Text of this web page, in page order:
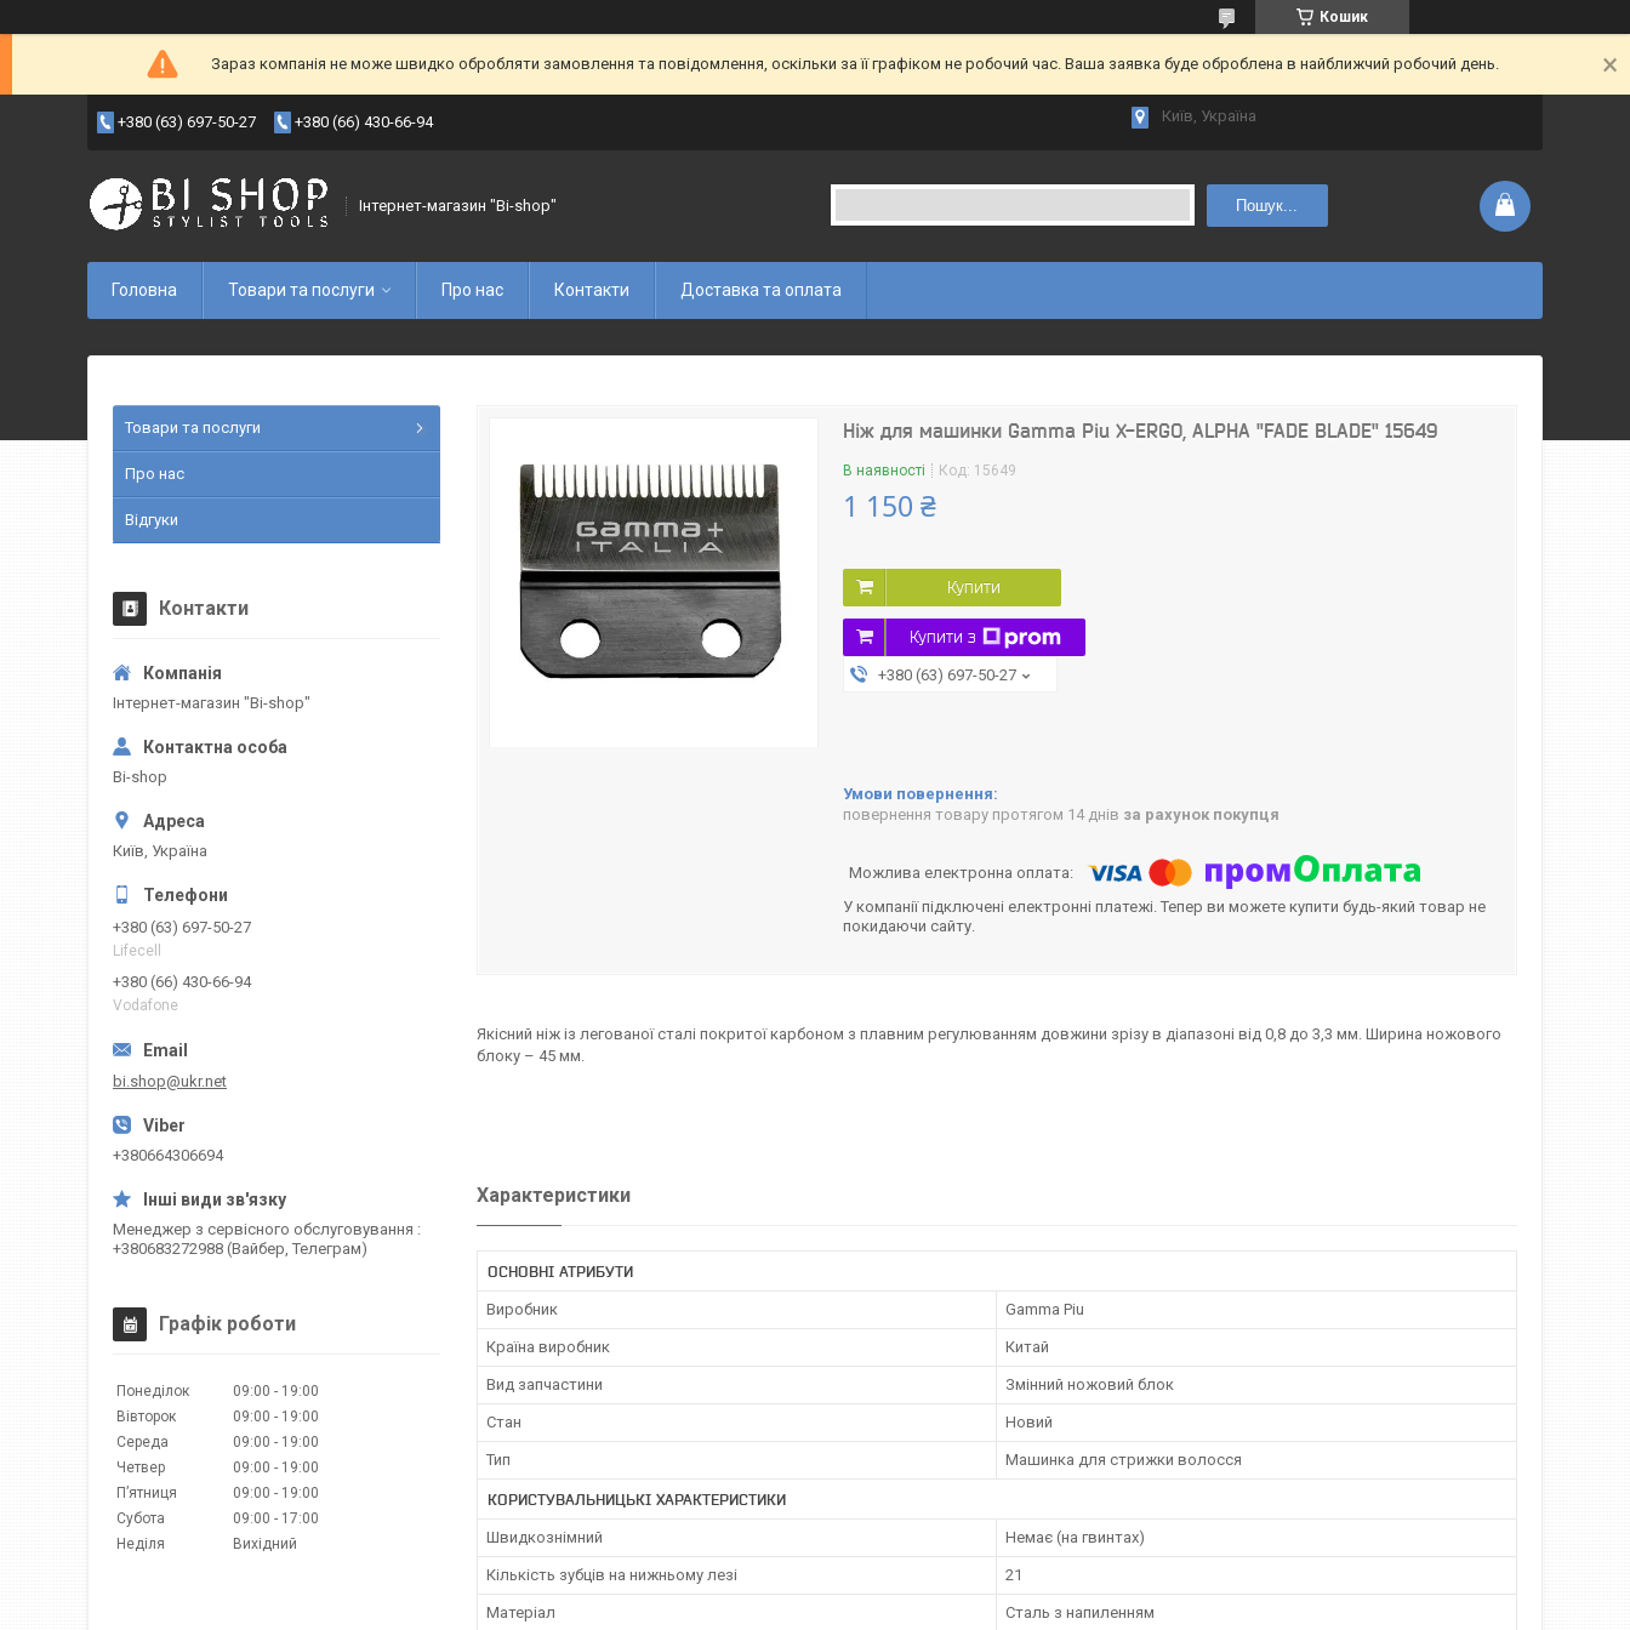
Кошик
Зараз компанія не може швидко обробляти замовлення та повідомлення, оскільки за її графіком не робочий час. Ваша заявка буде оброблена в найближчий робочий день.
+380 (63) 697-50-27 +380 (66) 430-66-94 Київ, Україна
Інтернет-магазин "Bi-shop" Пошук...
Головна Товари та послуги Про нас Контакти Доставка та оплата
Ніж для машинки Gamma Piu X-ERGO, ALPHA "FADE BLADE" 15649
В наявності Код: 15649
1 150 ₴
Купити
Купити з
+380 (63) 697-50-27
повернення товару протягом 14 днів за рахунок покупця
У компанії підключені електронні платежі. Тепер ви можете купити будь-який товар не
покидаючи сайту.
Якісний ніж із легованої сталі покритої карбоном з плавним регулюванням довжини зрізу в діапазоні від 0,8 до 3,3 мм. Ширина ножового
блоку – 45 мм.
Характеристики
ОСНОВНІ АТРИБУТИ
Виробник Gamma Piu
Країна виробник Китай
Вид запчастини Змінний ножовий блок
Стан Новий
Тип Машинка для стрижки волосся
КОРИСТУВАЛЬНИЦЬКІ ХАРАКТЕРИСТИКИ
Швидкознімний Немає (на гвинтах)
Кількість зубців на нижньому лезі 21
Матеріал Сталь з напиленням
Товари та послуги
Про нас
Відгуки
Контакти
Інтернет-магазин "Bi-shop"
Bi-shop
Київ, Україна
+380 (63) 697-50-27
Lifecell
+380 (66) 430-66-94
Vodafone
bi.shop@ukr.net
+380664306694
Менеджер з сервісного обслуговування
+380683272988 (Вайбер, Телеграм)
Графік роботи
Понеділок 09:00
19:00
Вівторок
09:00
19:00
Середа
09:00
19:00
Четвер
09:00
19:00
Пʼятниця
09:00
19:00
Субота
09:00
17:00
Неділя
Вихідний